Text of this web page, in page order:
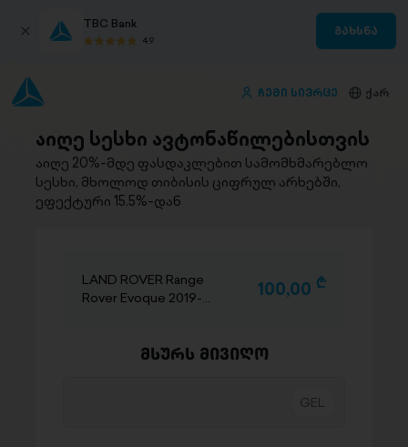
TBC Bank
4.9
გახსნა
ჩემი სივრცე ქარ
აიღე სესხი ავტონაწილებისთვის
აიღე 20%-მდე ფასდაკლებით სამომხმარებლო
სესხი, მხოლოდ თიბისის ციფრულ არხებში,
ეფექტური 15.5%-დან
LAND ROVER Range
Rover Evoque 2019-
100,00 D
მსურს მივიღო